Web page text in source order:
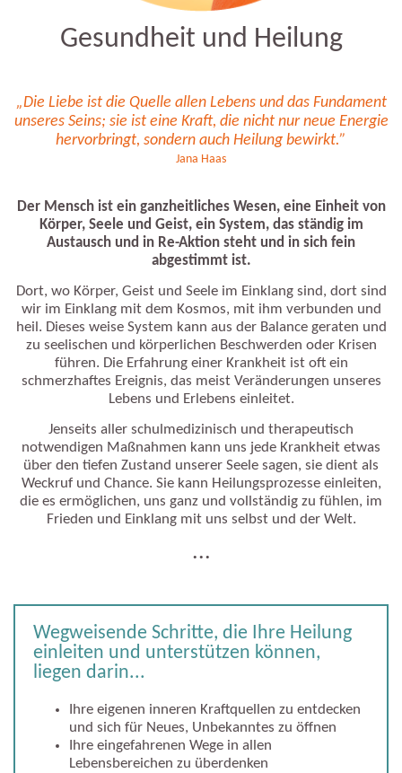
Gesundheit und Heilung
„Die Liebe ist die Quelle allen Lebens und das Fundament
unseres Seins; sie ist eine Kraft, die nicht nur neue Energie
hervorbringt, sondern auch Heilung bewirkt.”
Jana Haas
Der Mensch ist ein ganzheitliches Wesen, eine Einheit von
Körper, Seele und Geist, ein System, das ständig im
Austausch und in Re-Aktion steht und in sich fein
abgestimmt ist.
Dort, wo Körper, Geist und Seele im Einklang sind, dort sind
wir im Einklang mit dem Kosmos, mit ihm verbunden und
heil. Dieses weise System kann aus der Balance geraten und
zu seelischen und körperlichen Beschwerden oder Krisen
führen. Die Erfahrung einer Krankheit ist oft ein
schmerzhaftes Ereignis, das meist Veränderungen unseres
Lebens und Erlebens einleitet.
Jenseits aller schulmedizinisch und therapeutisch
notwendigen Maßnahmen kann uns jede Krankheit etwas
über den tiefen Zustand unserer Seele sagen, sie dient als
Weckruf und Chance. Sie kann Heilungsprozesse einleiten,
die es ermöglichen, uns ganz und vollständig zu fühlen, im
Frieden und Einklang mit uns selbst und der Welt.
...
Wegweisende Schritte, die Ihre Heilung
einleiten und unterstützen können,
liegen darin...
Ihre eigenen inneren Kraftquellen zu entdecken
und sich für Neues, Unbekanntes zu öffnen
Ihre eingefahrenen Wege in allen
Lebensbereichen zu überdenken